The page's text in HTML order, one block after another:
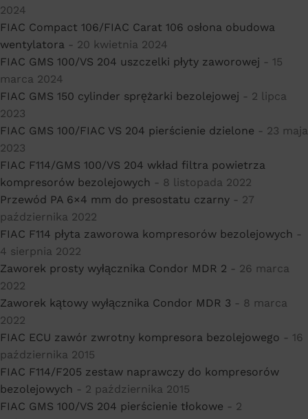
2024
FIAC Compact 106/FIAC Carat 106 osłona obudowa
wentylatora - 20 kwietnia 2024
FIAC GMS 100/VS 204 uszczelki płyty zaworowej - 15
marca 2024
FIAC GMS 150 cylinder sprężarki bezolejowej - 2 lipca
2023
FIAC GMS 100/FIAC VS 204 pierścienie dzielone - 23 maja
2023
FIAC F114/GMS 100/VS 204 wkład filtra powietrza
kompresorów bezolejowych - 8 listopada 2022
Przewód PA 6×4 mm do presostatu czarny - 27
października 2022
FIAC F114 płyta zaworowa kompresorów bezolejowych -
4 sierpnia 2022
Zaworek prosty wyłącznika Condor MDR 2 - 26 marca
2022
Zaworek kątowy wyłącznika Condor MDR 3 - 8 marca
2022
FIAC ECU zawór zwrotny kompresora bezolejowego - 16
października 2015
FIAC F114/F205 zestaw naprawczy do kompresorów
bezolejowych - 2 października 2015
FIAC GMS 100/VS 204 pierścienie tłokowe - 2